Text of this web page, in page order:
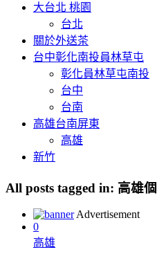
大台北 桃園
台北
關於外送茶
台中彰化南投員林草屯
彰化員林草屯南投
台中
台南
高雄台南屏東
高雄
新竹
All posts tagged in: 高雄
Advertisement
0
高雄